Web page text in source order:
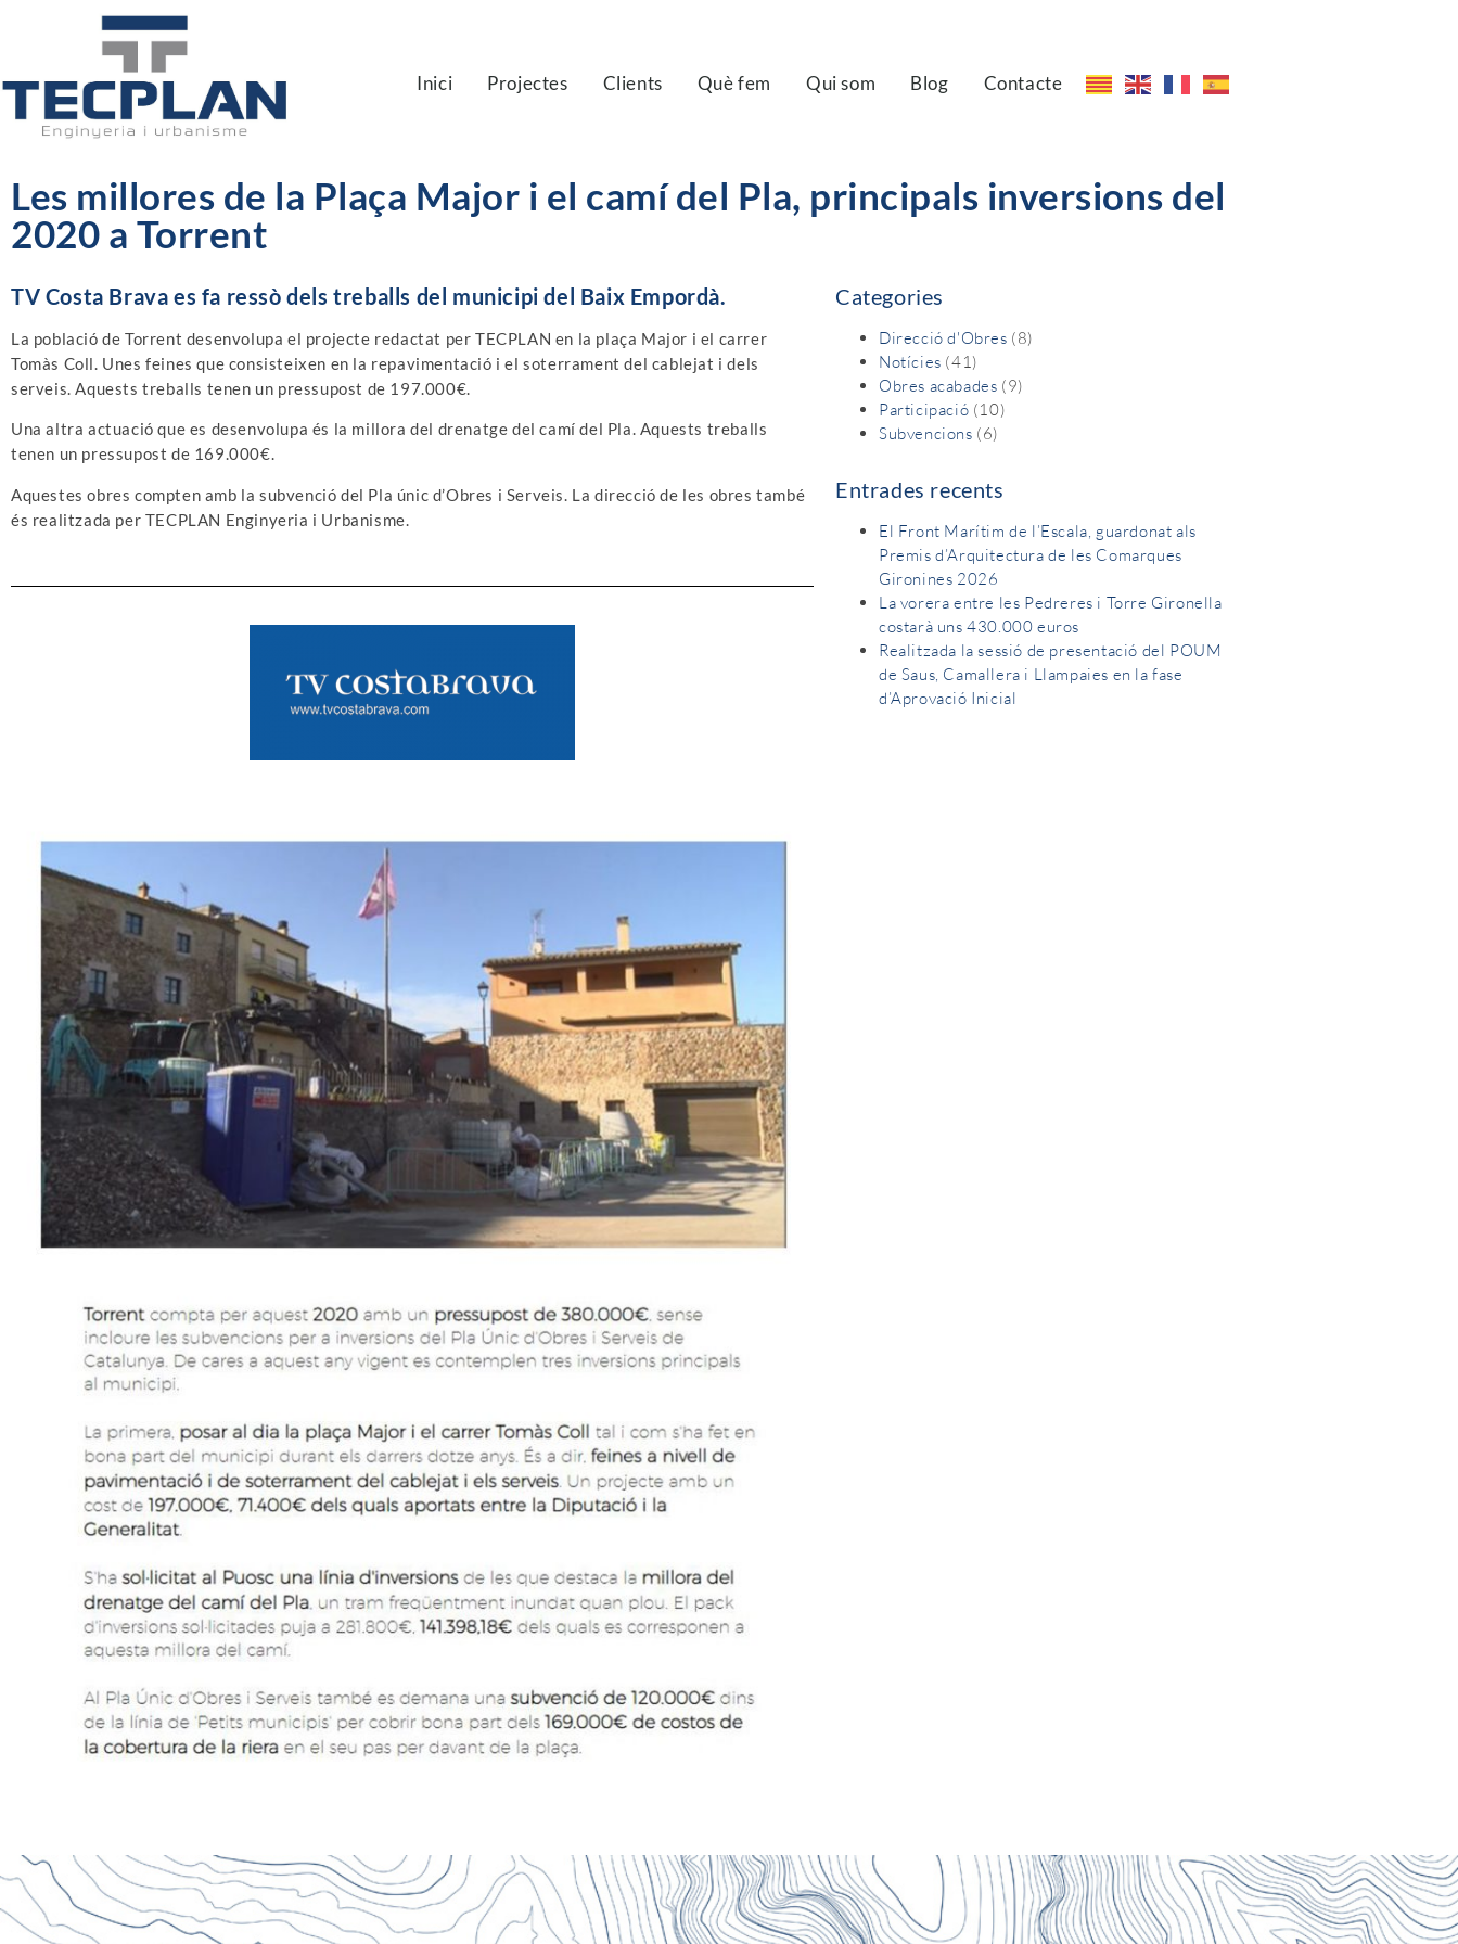
Inici Projectes Clients Què fem Qui som Blog Contacte
Les millores de la Plaça Major i el camí del Pla, principals inversions del
2020 a Torrent
TV Costa Brava es fa ressò dels treballs del municipi del Baix Empordà.
La població de Torrent desenvolupa el projecte redactat per TECPLAN en la plaça Major i el carrer
Tomàs Coll. Unes feines que consisteixen en la repavimentació i el soterrament del cablejat i dels
serveis. Aquests treballs tenen un pressupost de 197.000€.
Una altra actuació que es desenvolupa és la millora del drenatge del camí del Pla. Aquests treballs
tenen un pressupost de 169.000€.
Aquestes obres compten amb la subvenció del Pla únic d’Obres i Serveis. La direcció de les obres també
és realitzada per TECPLAN Enginyeria i Urbanisme.
Categories
Direcció d'Obres (8)
Notícies (41)
Obres acabades (9)
Participació (10)
Subvencions (6)
Entrades recents
El Front Marítim de l’Escala, guardonat als
Premis d’Arquitectura de les Comarques
Gironines 2026
La vorera entre les Pedreres i Torre Gironella
costarà uns 430.000 euros
Realitzada la sessió de presentació del POUM
de Saus, Camallera i Llampaies en la fase
d’Aprovació Inicial